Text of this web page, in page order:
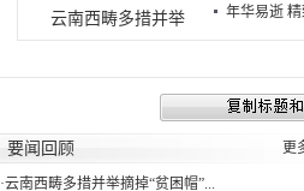
云南西畴多措并举
年华易逝
要闻回顾 更
·云南西畴多措并举摘掉“贫困帽”...